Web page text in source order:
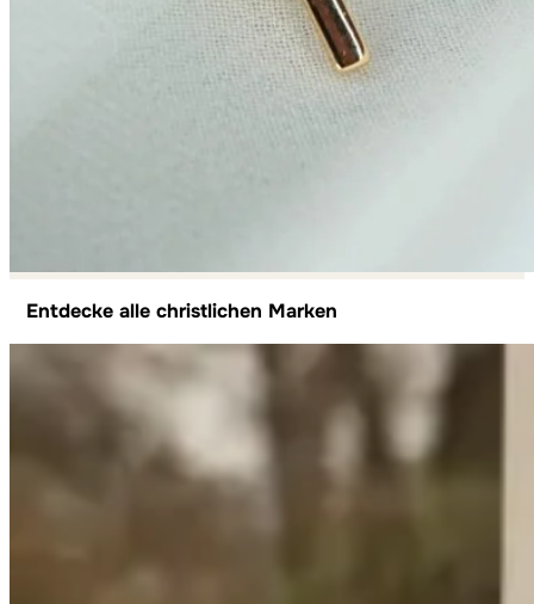
Entdecke alle christlichen Marken